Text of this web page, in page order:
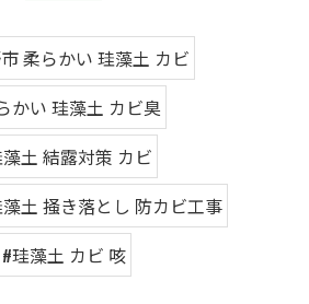
柔らかい 珪藻土 カビ
かい 珪藻土 カビ臭
土 結露対策 カビ
土 掻き落とし 防カビ工事
#珪藻土 カビ 咳